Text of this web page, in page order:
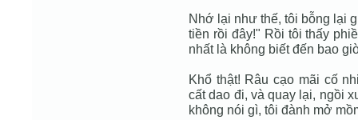
Nhớ lại như thế, tôi bỗng lại
tiền rồi đây!" Rồi tôi thấy
nhất là không biết đến bao
Khổ thật! Râu cạo mãi cố
cất dao đi, và quay lại, ngồi
không nói gì, tôi đành mở